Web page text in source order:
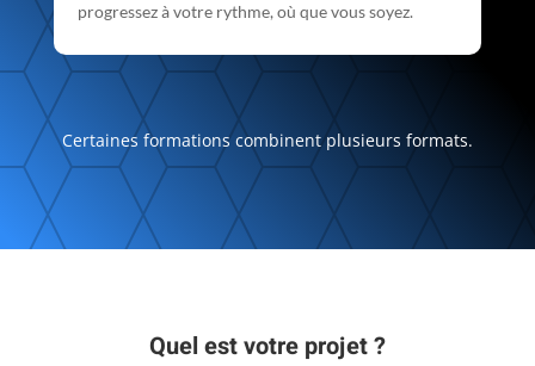
progressez à votre rythme, où que vous soyez.
Certaines formations combinent plusieurs formats.
Quel est votre projet ?